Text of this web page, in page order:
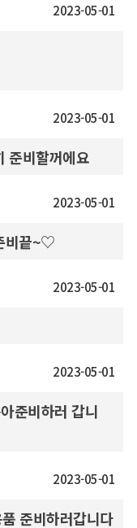
2023-05-01
2023-05-01
준비할꺼에요
2023-05-01
비끝~♡
2023-05-01
2023-05-01
준비하러 갑니
2023-05-01
준비하러갑니다